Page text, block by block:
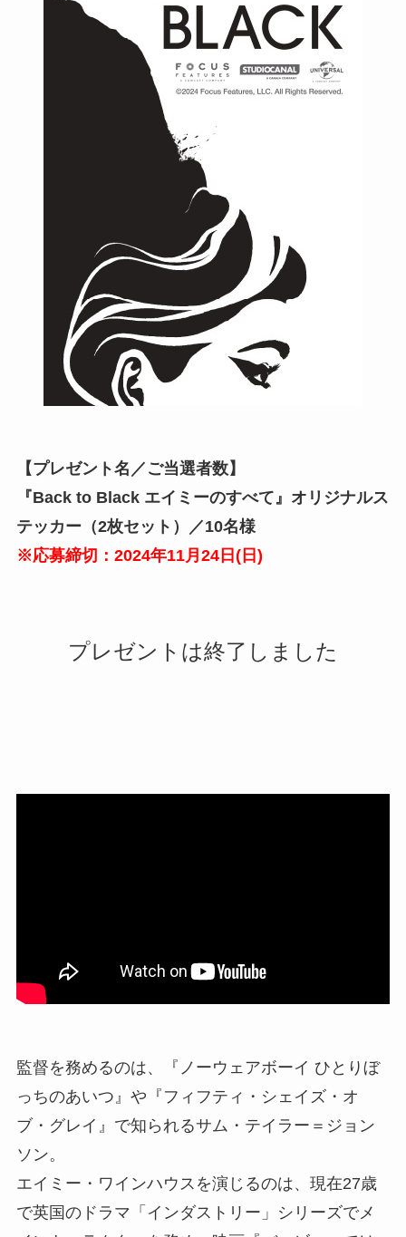
【プレゼント名／ご当選者数】
『Back to Black エイミーのすべて』オリジナルス
テッカー（2枚セット）／10名様
※応募締切：2024年11月 24日(日 )
プレゼントは終了しました
監督を務めるのは、『ノーウェアボーイ ひとりぼ
っちのあいつ』や『フィフティ・シェイズ・オ
ブ・グレイ』で知られるサム・テイラー＝ジョン
ソン。
エイミー・ワインハウスを演じるのは、現在27歳
で英国のドラマ「インダストリー」シリーズでメ